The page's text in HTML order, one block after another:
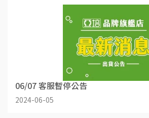
06/07 客服暫停公告
2024-06-05